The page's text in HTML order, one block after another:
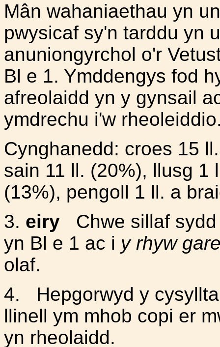
Mân wahaniaethau yn
pwysicaf sy'n tarddu yn
anuniongyrchol o'r
Bl e 1. Ymddengys fod
afreolaidd yn y gynsail
ymdrechu i'w
Cynghanedd: croes 15
sain 11 ll. (20%), llusg 1
(13%), pengoll 1 ll. a
3. eiry
Chwe sillaf
yn Bl e 1 ac i y rhyw
olaf.
4.
Hepgorwyd y
llinell ym mhob copi er
yn rheolaidd.